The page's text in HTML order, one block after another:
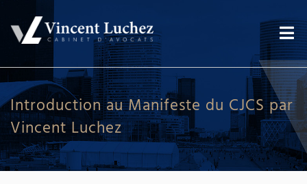
Introduction au Manifeste du CJCS par
Vincent Luchez